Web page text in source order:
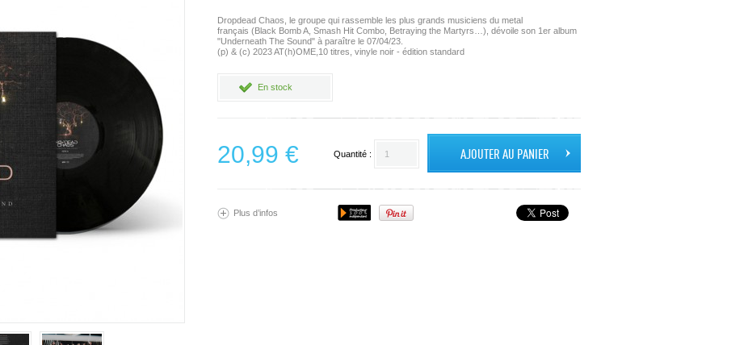
Dropdead Chaos, le groupe qui rassemble les plus grands musiciens du metal
français (Black Bomb A, Smash Hit Combo, Betraying the Martyrs…), dévoile son 1er album
"Underneath The Sound" à paraître le 07/04/23.
(p) & (c) 2023 AT(h)OME,10 titres, vinyle noir - édition standard
En stock
Quantité :
20,99 €
Plus d’infos